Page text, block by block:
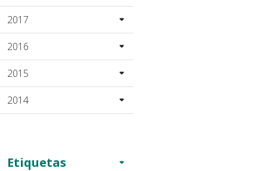
2017
2016
2015
2014
Etiquetas